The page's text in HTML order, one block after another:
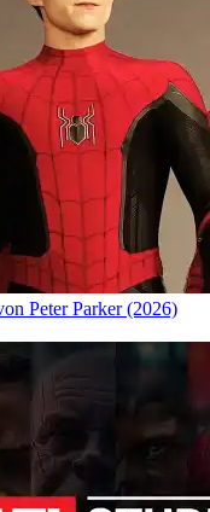
Peter Parker (2026)